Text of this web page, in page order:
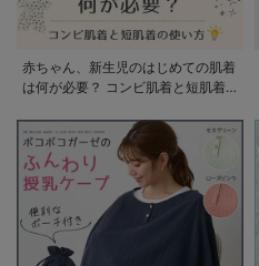
赤ちゃん、新生児のはじめての肌着
は何が必要？ コンビ肌着と短肌着